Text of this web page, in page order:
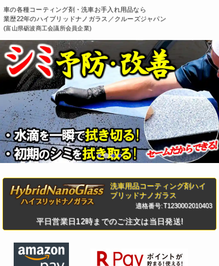
車の各種コーティング剤・洗車お手入れ用品なら
業歴22年のハイブリッドナノガラス／クルーズジャパン
(富山県砺波商工会議所会員企業)
洗車用品コーティング剤ハイ
ブリッドナノガラス
適格番号:T1230002010403
平日営業日12時までのご注文は当日発送!